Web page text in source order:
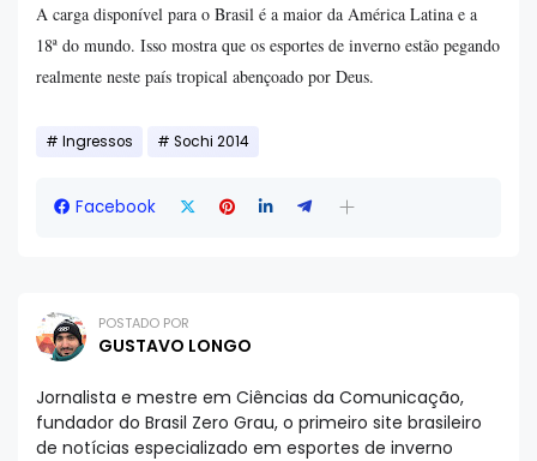
A carga disponível para o Brasil é a maior da América Latina e a
18ª do mundo. Isso mostra que os esportes de inverno estão pegando
realmente neste país tropical abençoado por Deus.
Ingressos Sochi 2014
Facebook
POSTADO POR
GUSTAVO LONGO
Jornalista e mestre em Ciências da Comunicação,
fundador do Brasil Zero Grau, o primeiro site brasileiro
de notícias especializado em esportes de inverno